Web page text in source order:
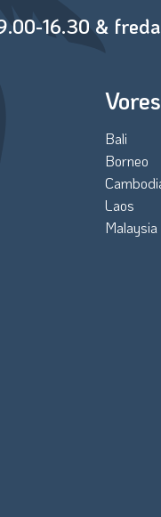
16.30 &
Bali
Borneo
Laos
Malaysia